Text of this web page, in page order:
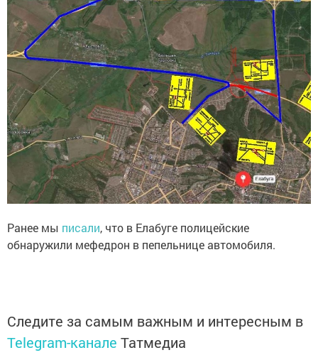
Ранее мы писали, что в Елабуге полицейские
обнаружили мефедрон в пепельнице автомобиля.
Следите за самым важным и интересным в
Telegram-канале Татмедиа